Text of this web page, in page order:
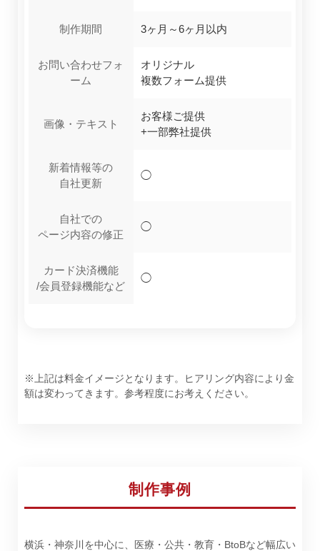
制作期間 3ヶ月～6ヶ月以内
お問い合わせフォ
ーム
オリジナル
複数フォーム提供
画像・テキスト
お客様ご提供
+一部弊社提供
新着情報等の
自社更新
◯
自社での
ページ内容の修正
◯
カード決済機能
/会員登録機能など
◯
※上記は料金イメージとなります。ヒアリング内容により金
額は変わってきます。参考程度にお考えください。
制作事例
横浜・神奈川を中心に、医療・公共・教育・BtoBなど幅広い